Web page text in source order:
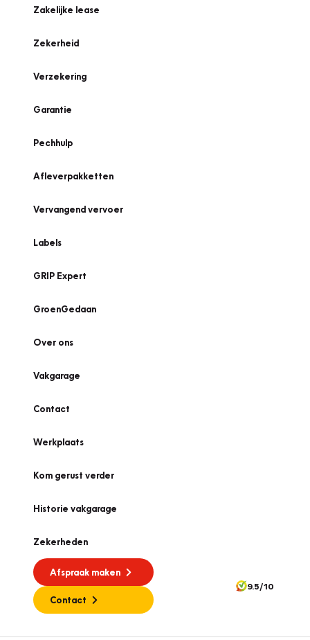
Zakelijke lease
Zekerheid
Verzekering
Garantie
Pechhulp
Afleverpakketten
Vervangend vervoer
Labels
GRIP Expert
GroenGedaan
Over ons
Vakgarage
Contact
Werkplaats
Kom gerust verder
Historie vakgarage
Zekerheden
Afspraak maken
Contact
9.5/10